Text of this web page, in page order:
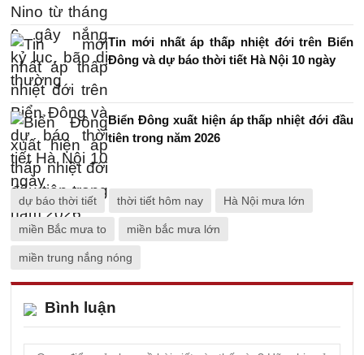
Tin mới nhất áp thấp nhiệt đới trên Biển
Đông và dự báo thời tiết Hà Nội 10 ngày
Biển Đông xuất hiện áp thấp nhiệt đới đầu
tiên trong năm 2026
dự báo thời tiết thời tiết hôm nay Hà Nội mưa lớn
miền Bắc mưa to miền bắc mưa lớn
miền trung nắng nóng
Bình luận